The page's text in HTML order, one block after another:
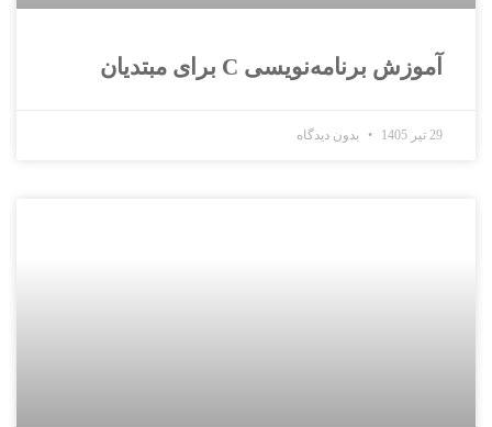
آموزش برنامه‌نویسی C برای مبتدیان
29 تیر 1405 بدون دیدگاه